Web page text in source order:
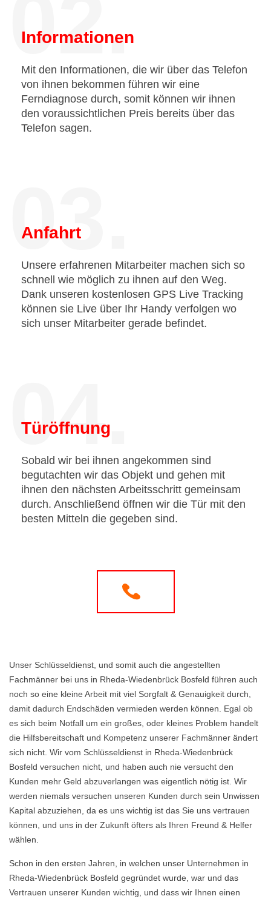
02.
Informationen
Mit den Informationen, die wir über das Telefon
von ihnen bekommen führen wir eine
Ferndiagnose durch, somit können wir ihnen
den voraussichtlichen Preis bereits über das
Telefon sagen.
03.
Anfahrt
Unsere erfahrenen Mitarbeiter machen sich so
schnell wie möglich zu ihnen auf den Weg.
Dank unseren kostenlosen GPS Live Tracking
können sie Live über Ihr Handy verfolgen wo
sich unser Mitarbeiter gerade befindet.
04.
Türöffnung
Sobald wir bei ihnen angekommen sind
begutachten wir das Objekt und gehen mit
ihnen den nächsten Arbeitsschritt gemeinsam
durch. Anschließend öffnen wir die Tür mit den
besten Mitteln die gegeben sind.
Unser Schlüsseldienst, und somit auch die angestellten
Fachmänner bei uns in Rheda-Wiedenbrück Bosfeld führen auch
noch so eine kleine Arbeit mit viel Sorgfalt & Genauigkeit durch,
damit dadurch Endschäden vermieden werden können. Egal ob
es sich beim Notfall um ein großes, oder kleines Problem handelt
die Hilfsbereitschaft und Kompetenz unserer Fachmänner ändert
sich nicht. Wir vom Schlüsseldienst in Rheda-Wiedenbrück
Bosfeld versuchen nicht, und haben auch nie versucht den
Kunden mehr Geld abzuverlangen was eigentlich nötig ist. Wir
werden niemals versuchen unseren Kunden durch sein Unwissen
Kapital abzuziehen, da es uns wichtig ist das Sie uns vertrauen
können, und uns in der Zukunft öfters als Ihren Freund & Helfer
wählen.
Schon in den ersten Jahren, in welchen unser Unternehmen in
Rheda-Wiedenbrück Bosfeld gegründet wurde, war und das
Vertrauen unserer Kunden wichtig, und dass wir Ihnen einen